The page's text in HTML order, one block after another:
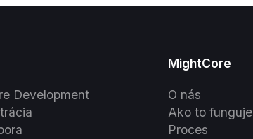
Development
MightCore
O nás
Ako to funguje
Proces